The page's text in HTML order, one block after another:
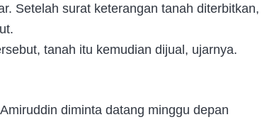
Setelah surat keterangan tanah diterbitkan,
tanah itu kemudian dijual, ujarnya.
diminta datang minggu depan